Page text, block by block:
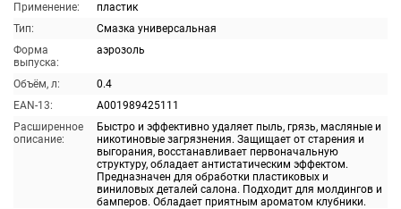
Применение:
пластик
Тип:
Смазка универсальная
Форма
выпуска:
аэрозоль
Объём, л:
0.4
EAN-13:
A001989425111
Расширенное
описание:
Быстро и эффективно удаляет пыль, грязь, масляные и
никотиновые загрязнения. Защищает от старения и
выгорания, восстанавливает первоначальную
структуру, обладает антистатическим эффектом.
Предназначен для обработки пластиковых и
виниловых деталей салона. Подходит для молдингов и
бамперов. Обладает приятным ароматом клубники.